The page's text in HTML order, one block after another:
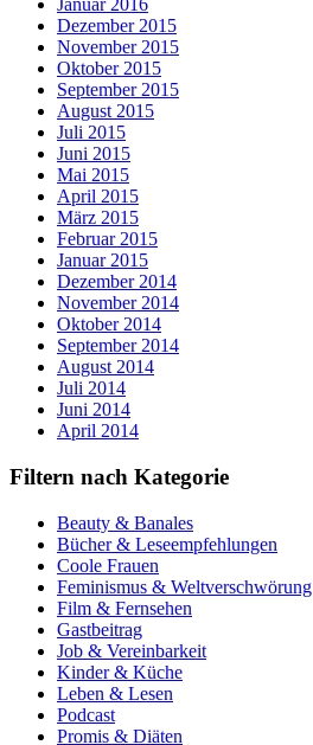
Januar 2016
Dezember 2015
November 2015
Oktober 2015
September 2015
August 2015
Juli 2015
Juni 2015
Mai 2015
April 2015
März 2015
Februar 2015
Januar 2015
Dezember 2014
November 2014
Oktober 2014
September 2014
August 2014
Juli 2014
Juni 2014
April 2014
Filtern nach Kategorie
Beauty & Banales
Bücher & Leseempfehlungen
Coole Frauen
Feminismus & Weltverschwörung
Film & Fernsehen
Gastbeitrag
Job & Vereinbarkeit
Kinder & Küche
Leben & Lesen
Podcast
Promis & Diäten